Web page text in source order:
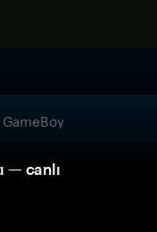
GameBoy
— canlı